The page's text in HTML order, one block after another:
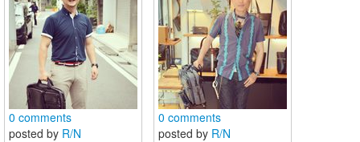
0 comments
posted by R/N
0 comments
posted by R/N
SEAL brand JAPAN公式SNS
SEAL brand JAPAN公式のコミュニティサイトです。
ログイン 新規登録